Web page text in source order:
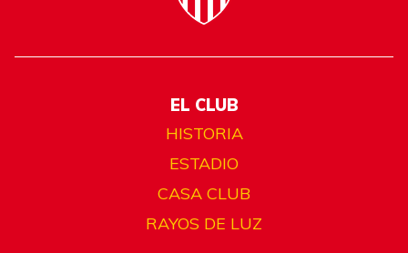
EL CLUB
HISTORIA
ESTADIO
CASA CLUB
RAYOS DE LUZ